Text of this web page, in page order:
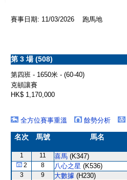
賽事日期: 11/03/2026 跑馬地
第 3 場 (508)
第四班 - 1650米 - (60-40)
克頓讓賽
HK$ 1,170,000
全方位賽事重溫
餘勢分析
名次 馬號 馬名
1 11 喜馬 (K347)
2 8 八心之星 (K536)
3 9 大數據 (H230)